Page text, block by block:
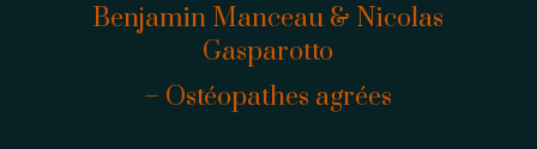
Benjamin Manceau & Nicolas
Gasparotto
– Ostéopathes agrées